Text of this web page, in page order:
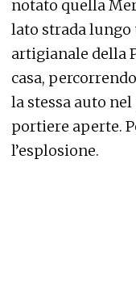
notato quella
lato strada
artigianale della
casa,
la stessa auto
portiere aperte.
l’esplosione.